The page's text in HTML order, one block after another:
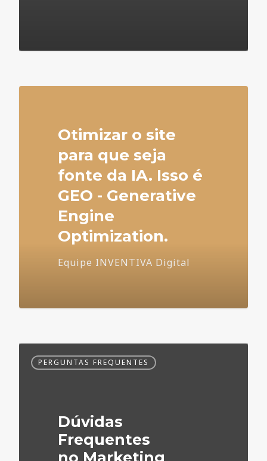
Otimizar o site
para que seja
fonte da IA. Isso é
GEO - Generative
Engine
Optimization.
Equipe INVENTIVA Digital
Frequentes
PERGUNTAS FREQUENTES
Dúvidas
Frequentes
no Marketing